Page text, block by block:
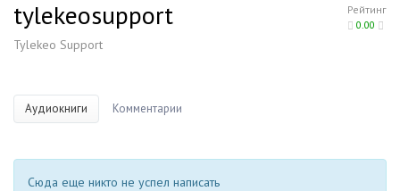
Рейтинг
0.00
tylekeosupport
Tylekeo Support
Аудиокниги Комментарии
Сюда еще никто не успел написать